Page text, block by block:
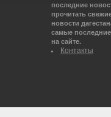
последние
прочитать
новости
самые
на сайте.
Контакты